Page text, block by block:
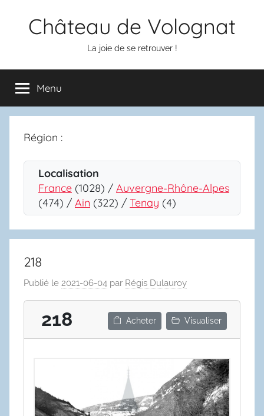
Château de Volognat
La joie de se retrouver !
Menu
Région :
Localisation
France (1028) / Auvergne-Rhône-Alpes
(474) / Ain (322) / Tenay (4)
218
Publié le 2021-06-04 par Régis Dulauroy
218 Acheter Visualiser